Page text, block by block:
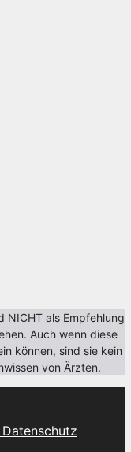
NICHT als Empfehlung
Auch wenn diese
können, sind sie kein
von Ärzten.